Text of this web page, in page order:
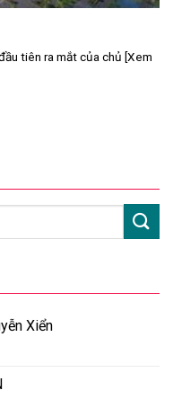
tiên ra mắt của chủ [Xem
Xiển